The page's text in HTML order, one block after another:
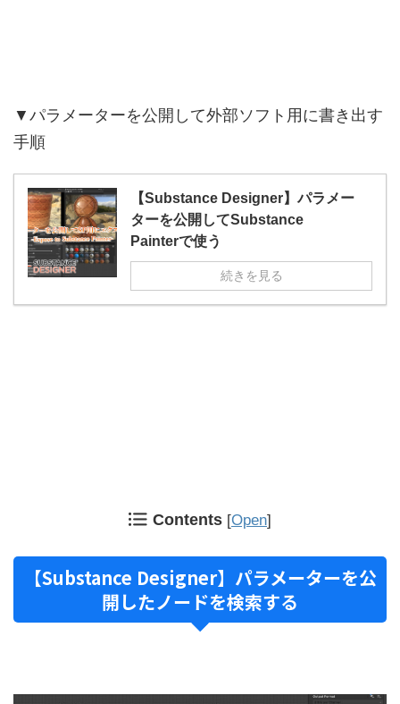
▼パラメーターを公開して外部ソフト用に書き出す
手順
【Substance Designer】パラメー
ターを公開してSubstance
Painterで使う
続きを見る
Contents [Open]
【Substance Designer】パラメーターを公
開したノードを検索する